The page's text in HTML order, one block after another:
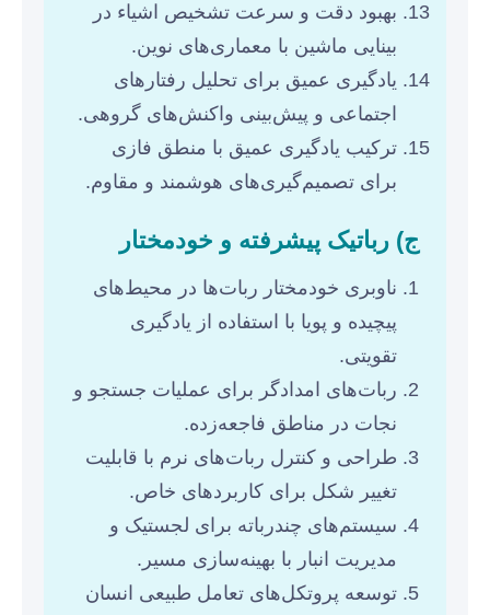
بهبود دقت و سرعت تشخیص اشیاء در
بینایی ماشین با معماری‌های نوین.
یادگیری عمیق برای تحلیل رفتارهای
اجتماعی و پیش‌بینی واکنش‌های گروهی.
ترکیب یادگیری عمیق با منطق فازی
برای تصمیم‌گیری‌های هوشمند و مقاوم.
ج) رباتیک پیشرفته و خودمختار
ناوبری خودمختار ربات‌ها در محیط‌های
پیچیده و پویا با استفاده از یادگیری
تقویتی.
ربات‌های امدادگر برای عملیات جستجو و
نجات در مناطق فاجعه‌زده.
طراحی و کنترل ربات‌های نرم با قابلیت
تغییر شکل برای کاربردهای خاص.
سیستم‌های چندرباته برای لجستیک و
مدیریت انبار با بهینه‌سازی مسیر.
توسعه پروتکل‌های تعامل طبیعی انسان